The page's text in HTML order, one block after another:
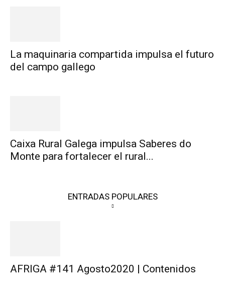
La maquinaria compartida impulsa el futuro
del campo gallego
Caixa Rural Galega impulsa Saberes do
Monte para fortalecer el rural...
ENTRADAS POPULARES
AFRIGA #141 Agosto2020 | Contenidos